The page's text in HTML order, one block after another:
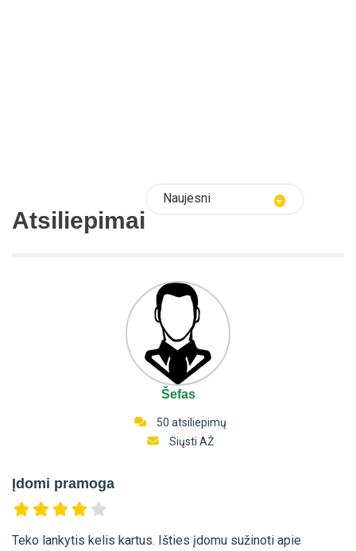
Atsiliepimai
Naujesni
Šefas
50 atsiliepimų
Siųsti AŽ
Įdomi pramoga
Teko lankytis kelis kartus. Išties įdomu sužinoti apie